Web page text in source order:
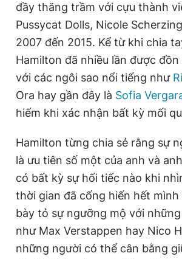
đầy thăng trầm với cựu thành
Pussycat Dolls, Nicole
2007 đến 2015. Kể từ khi chia
Hamilton đã nhiều lần được
với các ngôi sao nổi tiếng như
Ora hay gần đây là Sofia
hiếm khi xác nhận bất kỳ mối
Hamilton từng chia sẻ rằng sự
là ưu tiên số một của anh và
có bất kỳ sự hối tiếc nào khi
thời gian đã cống hiến hết mình
bày tỏ sự ngưỡng mộ với
như Max Verstappen hay Nico
những người có thể cân bằng